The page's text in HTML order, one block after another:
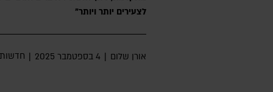
לצעירים יותר ויותר"
אורן שלום | 4 בספטמבר 2025 | חדשות